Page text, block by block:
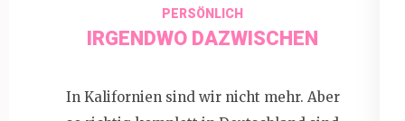
PERSÖNLICH
IRGENDWO DAZWISCHEN
In Kalifornien sind wir nicht mehr. Aber